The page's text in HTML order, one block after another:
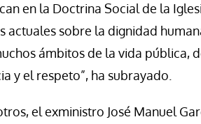
en la Doctrina Social de la
sobre la dignidad
ámbitos de la vida pública,
y el respeto”, ha subrayado.
el exministro José Manuel